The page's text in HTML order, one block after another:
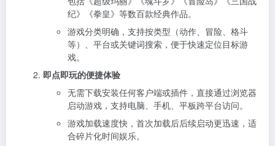
纪》《拳皇》等数百款经典作品。
游戏分类明确，支持按类型（动作、冒险、格斗
等）、平台或关键词搜索，便于快速定位目标游
戏。
即点即玩的便捷体验
无需下载安装任何客户端或插件，直接通过浏览器
启动游戏，支持电脑、手机、平板跨平台访问。
游戏加载速度快，首次加载后后续启动更迅速，适
合碎片化时间娱乐。